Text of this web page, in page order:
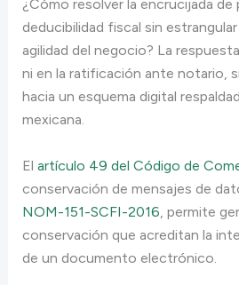
¿Cómo resolver la encrucijada de
deducibilidad fiscal sin
agilidad del negocio? La
ni en la ratificación ante notario,
hacia un esquema digital
mexicana.
El artículo 49 del Código de
conservación de mensajes de
NOM-151-SCFI-2016, permite
conservación que acreditan la
de un documento electrónico.